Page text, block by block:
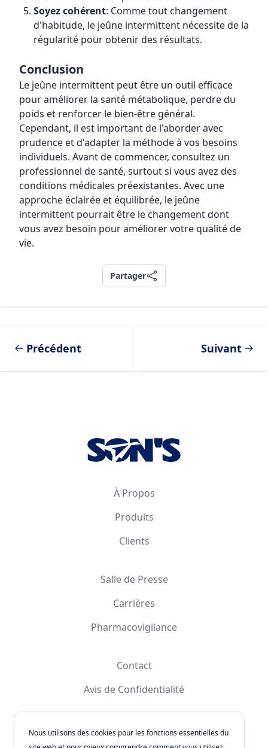
Soyez cohérent: Comme tout changement
d'habitude, le jeûne intermittent nécessite de la
régularité pour obtenir des résultats.
Conclusion
Le jeûne intermittent peut être un outil efficace
pour améliorer la santé métabolique, perdre du
poids et renforcer le bien-être général.
Cependant, il est important de l'aborder avec
prudence et d'adapter la méthode à vos besoins
individuels. Avant de commencer, consultez un
professionnel de santé, surtout si vous avez des
conditions médicales préexistantes. Avec une
approche éclairée et équilibrée, le jeûne
intermittent pourrait être le changement dont
vous avez besoin pour améliorer votre qualité de
vie.
Partager
Partager
Précédent Suivant
À Propos
Produits
Clients
Salle de Presse
Carrières
Pharmacovigilance
Contact
Avis de Confidentialité
FacebookInstagramYouTubeX
Nous utilisons des cookies pour les fonctions essentielles du